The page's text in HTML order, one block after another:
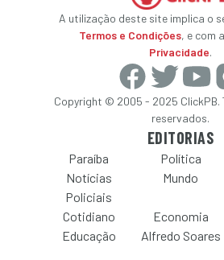
A utilização deste site implica o
Termos e Condições, e com a
Privacidade.
Copyright © 2005 - 2025 ClickPB.
reservados.
EDITORIAS
Paraíba Política
Notícias
Policiais
Mundo
Cotidiano Economia
Educação
Alfredo Soares